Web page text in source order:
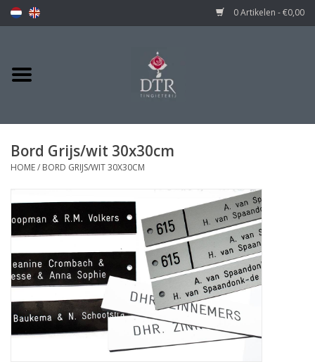
0 Artikelen - €0,00
Bord Grijs/wit 30x30cm
HOME/ BORD GRIJS/WIT 30X30CM